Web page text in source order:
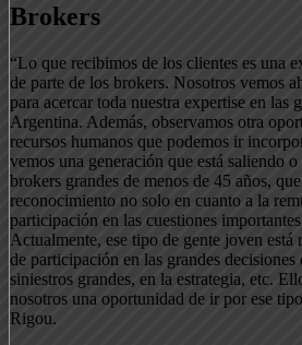
Brokers
“Lo que recibimos de los clientes es una
de parte de los brokers. Nosotros vemos
para acercar toda nuestra expertise en las
Argentina. Además, observamos otra
recursos humanos que podemos ir
vemos una generación que está saliendo
brokers grandes de menos de 45 años,
reconocimiento no solo en cuanto a la
participación en las cuestiones
Actualmente, ese tipo de gente joven
de participación en las grandes
siniestros grandes, en la estrategia, etc.
nosotros una oportunidad de ir por ese
Rigou.